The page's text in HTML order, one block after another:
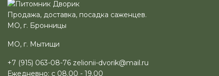
Продажа, доставка, посадка саженцев.
МО, г. Бронницы
МО, г. Мытищи
+7 (915) 063-08-76 zelionii-dvorik@mail.ru
Ежедневно: с 08.00 - 19.00